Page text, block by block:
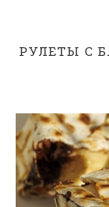
РУЛЕТЫ С